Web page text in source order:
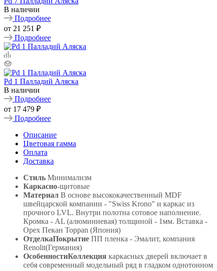
В наличии
Подробнее
от 21 251 ₽
Подробнее
Pd 1 Палладий Аляска
В наличии
Подробнее
от 17 479 ₽
Подробнее
Описание
Цветовая гамма
Оплата
Доставка
Стиль Минимализм
Каркасно-щитовые
Материал В основе высококачественный MDF
швейцарской компании - "Swiss Krono" и каркас из
прочного LVL. Внутри полотна сотовое наполнение.
Кромка - AL (алюминиевая) толщиной - 1мм. Вставка -
Орех Пекан Toppan (Япония)
ОтделкаПокрытие ПП пленка - Эмалит, компания
Renolit(Германия)
ОсобенностиКоллекция каркасных дверей включает в
себя современный модельный ряд в гладком однотонном